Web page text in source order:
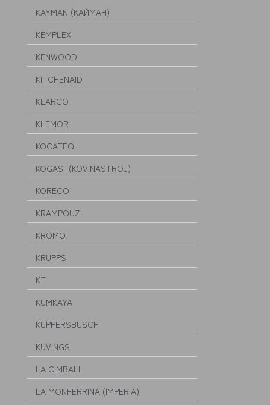
KAYMAN (КАЙМАН)
KEMPLEX
KENWOOD
KITCHENAID
KLARCO
KLEMOR
KOCATEQ
KOGAST(KOVINASTROJ)
KORECO
KRAMPOUZ
KROMO
KRUPPS
KT
KUMKAYA
KÜPPERSBUSCH
KUVINGS
LA CIMBALI
LA MONFERRINA (IMPERIA)